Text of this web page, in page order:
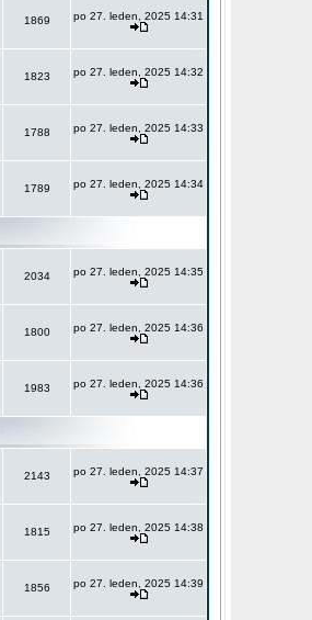
1869 po 27. leden, 2025 14:31
1823 po 27. leden, 2025 14:32
1788 po 27. leden, 2025 14:33
1789 po 27. leden, 2025 14:34
2034 po 27. leden, 2025 14:35
1800 po 27. leden, 2025 14:36
1983 po 27. leden, 2025 14:36
2143 po 27. leden, 2025 14:37
1815 po 27. leden, 2025 14:38
1856 po 27. leden, 2025 14:39